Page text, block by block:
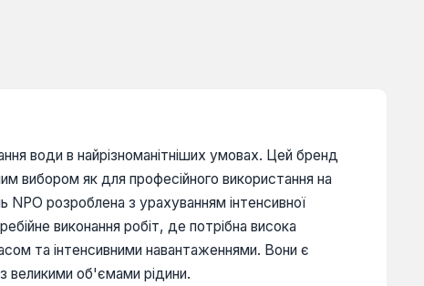
води в найрізноманітніших умовах. Цей бренд
вибором як для професійного використання на
розроблена з урахуванням інтенсивної
виконання робіт, де потрібна висока
та інтенсивними навантаженнями. Вони є
великими об'ємами рідини.